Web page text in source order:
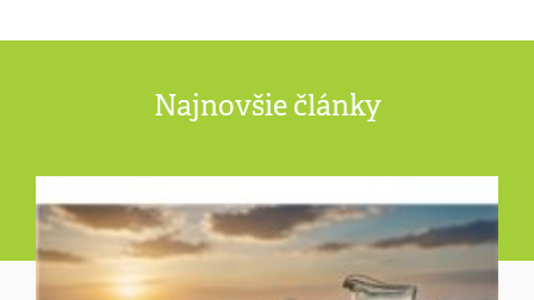
Najnovšie články